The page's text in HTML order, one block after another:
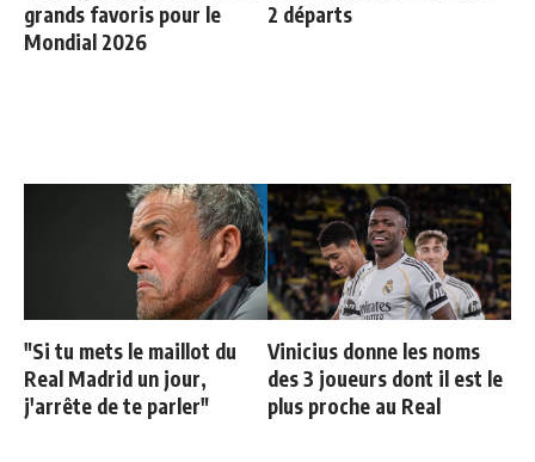
grands favoris pour le
Mondial 2026
2 départs
"Si tu mets le maillot du
Real Madrid un jour,
j'arrête de te parler"
Vinicius donne les noms
des 3 joueurs dont il est le
plus proche au Real